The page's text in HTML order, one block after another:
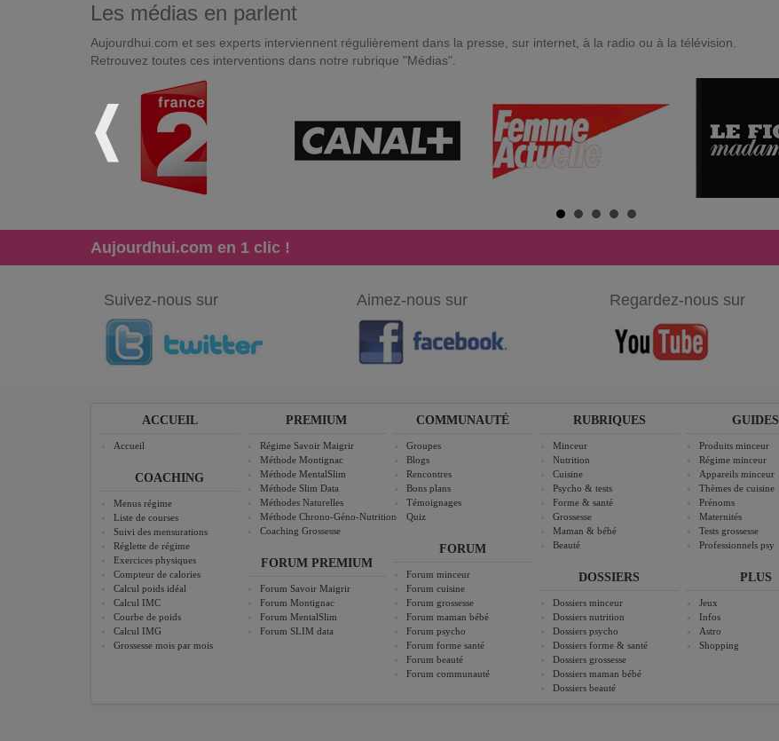
Les médias en parlent
Aujourdhui.com et ses experts interviennent régulièrement dans la presse, sur internet, à la radio ou à la télévision.
Retrouvez toutes ces interventions dans notre rubrique "Médias".
Aujourdhui.com en 1 clic !
Suivez-nous sur Aimez-nous sur Regardez-nous sur
ACCUEIL
Accueil
COACHING
Menus régime
Liste de courses
Suivi des mensurations
Réglette de régime
Exercices physiques
Compteur de calories
Calcul poids idéal
Calcul IMC
Courbe de poids
Calcul IMG
Grossesse mois par mois
PREMIUM
Régime Savoir Maigrir
Méthode Montignac
Méthode MentalSlim
Méthode Slim Data
Méthodes Naturelles
Méthode Chrono-Géno-Nutrition
Coaching Grossesse
FORUM PREMIUM
Forum Savoir Maigrir
Forum Montignac
Forum MentalSlim
Forum SLIM data
COMMUNAUTÉ
Groupes
Blogs
Rencontres
Bons plans
Témoignages
Quiz
FORUM
Forum minceur
Forum cuisine
Forum grossesse
Forum maman bébé
Forum psycho
Forum forme santé
Forum beauté
Forum communauté
RUBRIQUES
Minceur
Nutrition
Cuisine
Psycho & tests
Forme & santé
Grossesse
Maman & bébé
Beauté
DOSSIERS
Dossiers minceur
Dossiers nutrition
Dossiers psycho
Dossiers forme & santé
Dossiers grossesse
Dossiers maman bébé
Dossiers beauté
GUIDES
Produits minceur
Régime minceur
Appareils minceur
Thèmes de cuisine
Prénoms
Maternités
Tests grossesse
Professionnels psy
PLUS
Jeux
Infos
Astro
Shopping